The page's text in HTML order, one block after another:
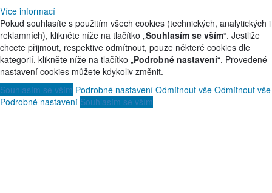
Více informací
Pokud souhlasíte s použitím všech cookies (technických, analytických i
reklamních), klikněte níže na tlačítko „Souhlasím se vším“. Jestliže
chcete přijmout, respektive odmítnout, pouze některé cookies dle
kategorií, klikněte níže na tlačítko „Podrobné nastavení“. Provedené
nastavení cookies můžete kdykoliv změnit.
Souhlasím se vším Podrobné nastavení Odmítnout vše Odmítnout vše
Podrobné nastavení Souhlasím se vším